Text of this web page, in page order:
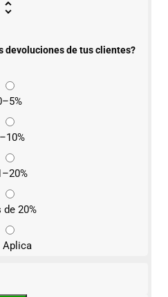
devoluciones de tus clientes?
de 20%
Aplica